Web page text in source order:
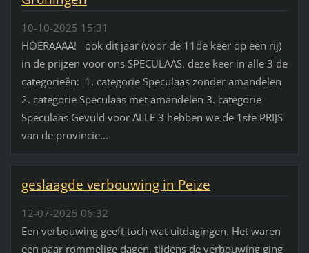
10-10-2025 15:31
HOERAAAA! ook dit jaar (voor de 11de keer op een rij)
in de prijzen voor ons SPECULAAS. deze keer in alle 3 de
categorieën: 1. categorie Speculaas zonder amandelen
2. categorie Speculaas met amandelen 3. categorie
Speculaas Gevuld voor ALLE 3 hebben we de 1ste PRIJS
van de provincie...
geslaagde verbouwing in Peize
12-07-2025 06:32
Een verbouwing geeft toch wat uitdagingen. Het waren
een paar rommelige dagen, tijdens de verbouwing ging